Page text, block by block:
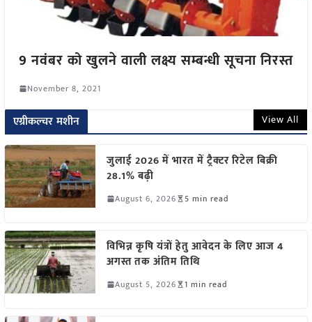
9 नवंबर को खुलने वाली लक्ष्य सम्बन्धी सूचना निरस्त
November 8, 2021
एग्रीकल्चर मशीन View All
जुलाई 2026 में भारत में ट्रैक्टर रिटेल बिक्री
28.1% बढ़ी
August 6, 2026 5 min read
विभिन्न कृषि यंत्रों हेतु आवेदन के लिए आज 4
अगस्त तक अंतिम तिथि
August 5, 2026 1 min read